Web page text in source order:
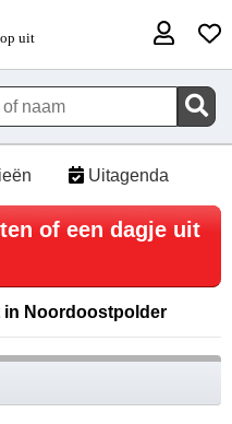
Uitagenda
of een dagje uit
in Noordoostpolder